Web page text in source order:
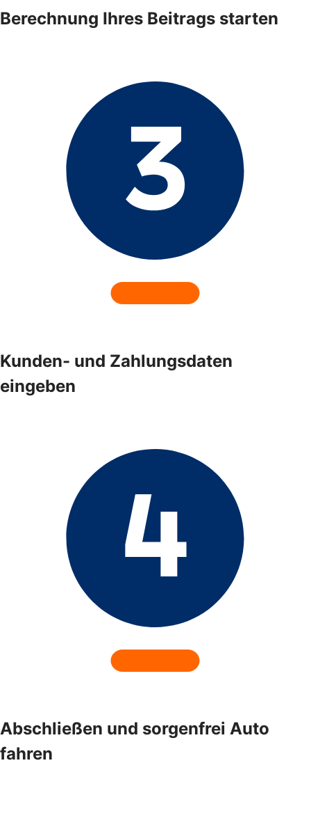
Berechnung Ihres Beitrags starten
Kunden- und Zahlungsdaten
eingeben
Abschließen und sorgenfrei Auto
fahren